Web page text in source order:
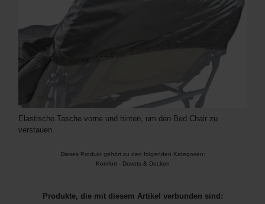
Elastische Tasche vorne und hinten, um den Bed Chair zu
verstauen
Dieses Produkt gehört zu den folgenden Kategorien:
Komfort- Duvets & Decken
Produkte, die mit diesem Artikel verbunden sind: